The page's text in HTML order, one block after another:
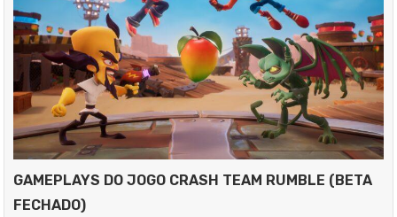
GAMEPLAYS DO JOGO CRASH TEAM RUMBLE (BETA
FECHADO)